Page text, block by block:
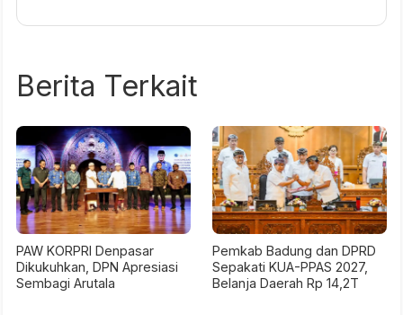
Berita Terkait
PAW KORPRI Denpasar
Dikukuhkan, DPN Apresiasi
Sembagi Arutala
Pemkab Badung dan DPRD
Sepakati KUA-PPAS 2027,
Belanja Daerah Rp 14,2T